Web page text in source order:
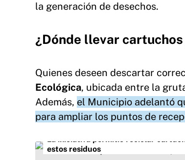
la generación de desechos.
¿Dónde llevar
Quienes deseen descartar
Ecológica, ubicada entre la
Además, el Municipio adelantó
para ampliar los puntos de
La iniciativa permitió reciclar
estos residuos